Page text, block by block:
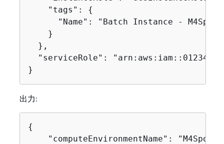
    "tags":
{
      "Name": "Batch Instance - M4Spot"
    }
  },
"serviceRole":
}
出力:
{
    "computeEnvironmentName": "M4Spot",